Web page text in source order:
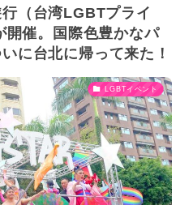
行（台湾LGBTプライ
開催。国際色豊かなパ
に台北に帰って来た！
LGBTイベント